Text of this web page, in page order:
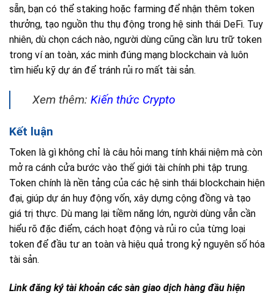
sẵn, bạn có thể staking hoặc farming để nhận thêm token
thưởng, tạo nguồn thu thụ động trong hệ sinh thái DeFi. Tuy
nhiên, dù chọn cách nào, người dùng cũng cần lưu trữ token
trong ví an toàn, xác minh đúng mạng blockchain và luôn
tìm hiểu kỹ dự án để tránh rủi ro mất tài sản.
Xem thêm: Kiến thức Crypto
Kết luận
Token là gì không chỉ là câu hỏi mang tính khái niệm mà còn
mở ra cánh cửa bước vào thế giới tài chính phi tập trung.
Token chính là nền tảng của các hệ sinh thái blockchain hiện
đại, giúp dự án huy động vốn, xây dựng cộng đồng và tạo
giá trị thực. Dù mang lại tiềm năng lớn, người dùng vẫn cần
hiểu rõ đặc điểm, cách hoạt động và rủi ro của từng loại
token để đầu tư an toàn và hiệu quả trong kỷ nguyên số hóa
tài sản.
Link đăng ký tài khoản các sàn giao dịch hàng đầu hiện